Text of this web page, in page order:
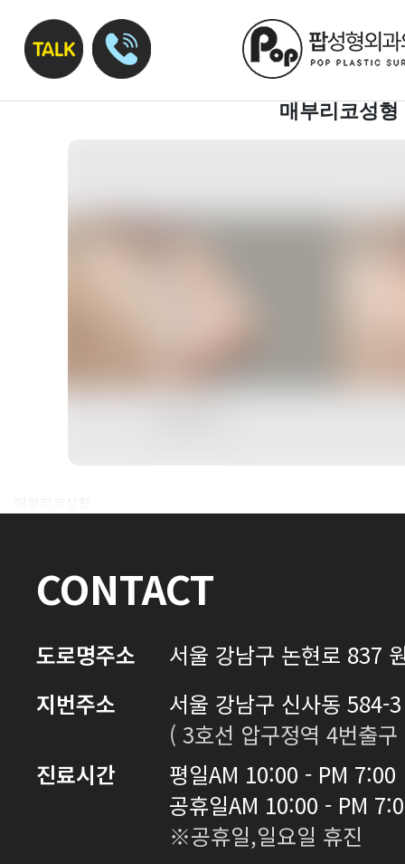
매부리코성형
CONTACT
도로명주소
서울 강남구 논현로 837
지번주소
서울 강남구 신사동 584-
( 3호선 압구정역 4번출
진료시간
평일AM 10:00 - PM 7:00
공휴일AM 10:00 - PM
※공휴일,일요일 휴진